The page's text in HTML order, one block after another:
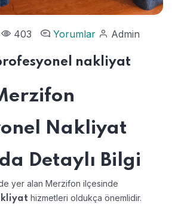
403 Yorumlar Admin
nakliyat
Nakliyat
Detaylı Bilgi
yer alan Merzifon ilçesinde
hizmetleri oldukça önemlidir.